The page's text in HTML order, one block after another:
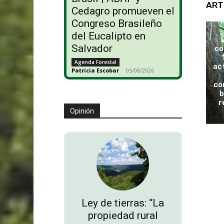
Cedagro promueven el
Congreso Brasileño
del Eucalipto en
Salvador
Agenda Forestal
Patricia Escobar - 05/08/2026
Opinión
Ley de tierras: “La
propiedad rural